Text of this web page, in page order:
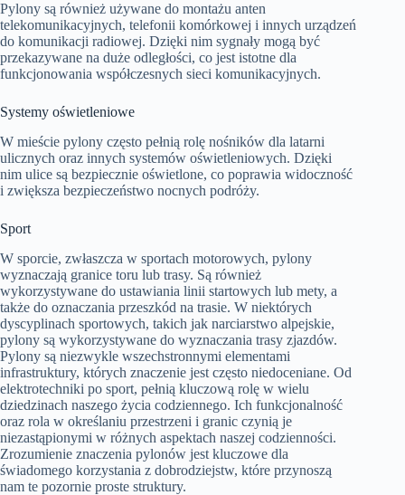
Pylony są również używane do montażu anten
telekomunikacyjnych, telefonii komórkowej i innych urządzeń
do komunikacji radiowej. Dzięki nim sygnały mogą być
przekazywane na duże odległości, co jest istotne dla
funkcjonowania współczesnych sieci komunikacyjnych.
Systemy oświetleniowe
W mieście pylony często pełnią rolę nośników dla latarni
ulicznych oraz innych systemów oświetleniowych. Dzięki
nim ulice są bezpiecznie oświetlone, co poprawia widoczność
i zwiększa bezpieczeństwo nocnych podróży.
Sport
W sporcie, zwłaszcza w sportach motorowych, pylony
wyznaczają granice toru lub trasy. Są również
wykorzystywane do ustawiania linii startowych lub mety, a
także do oznaczania przeszkód na trasie. W niektórych
dyscyplinach sportowych, takich jak narciarstwo alpejskie,
pylony są wykorzystywane do wyznaczania trasy zjazdów.
Pylony są niezwykle wszechstronnymi elementami
infrastruktury, których znaczenie jest często niedoceniane. Od
elektrotechniki po sport, pełnią kluczową rolę w wielu
dziedzinach naszego życia codziennego. Ich funkcjonalność
oraz rola w określaniu przestrzeni i granic czynią je
niezastąpionymi w różnych aspektach naszej codzienności.
Zrozumienie znaczenia pylonów jest kluczowe dla
świadomego korzystania z dobrodziejstw, które przynoszą
nam te pozornie proste struktury.